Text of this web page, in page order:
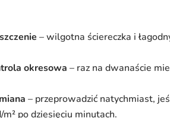
– wilgotna ściereczka i
okresowa – raz na dwanaście
– przeprowadzić natychmiast,
m² po dziesięciu minutach.